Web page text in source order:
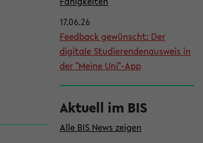
17.06.26
Feedback gewünscht: Der
digitale Studierendenausweis in
der "Meine Uni"-App
Aktuell im BIS
Alle BIS News zeigen